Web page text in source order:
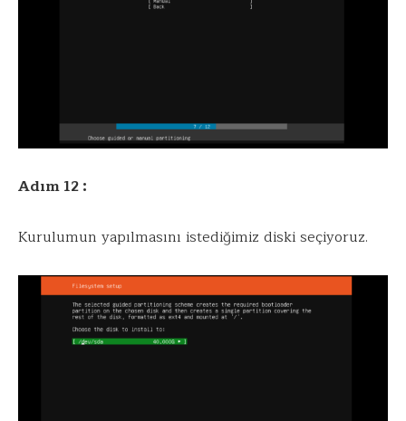
Adım 12 :
Kurulumun yapılmasını istediğimiz diski seçiyoruz.